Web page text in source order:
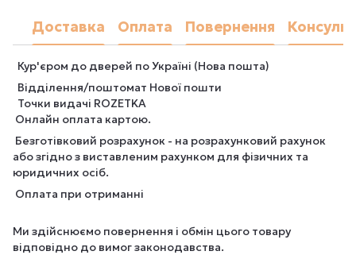
Доставка Оплата Повернення
Кур'єром до дверей по Україні (Нова пошта)
Відділення/поштомат Нової пошти
Точки видачі ROZETKA
Онлайн оплата картою.
Безготівковий розрахунок - на розрахунковий рахунок
або згідно з виставленим рахунком для фізичних та
юридичних осіб.
Оплата при отриманні
Ми здійснюємо повернення і обмін цього товару
відповідно до вимог законодавства.